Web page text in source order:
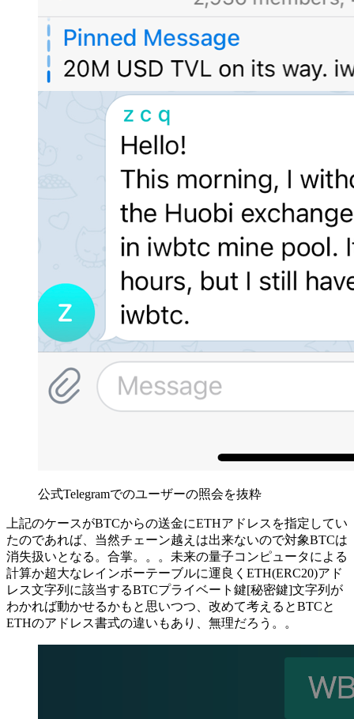
公式Telegramでのユーザーの照会を抜粋
上記のケースがBTCからの送金にETHアドレスを指定してい
たのであれば、当然チェーン越えは出来ないので対象BTCは
消失扱いとなる。合掌。。。未来の量子コンピュータによる
計算か超大なレインボーテーブルに運良くETH(ERC20)アド
レス文字列に該当するBTCプライベート鍵[秘密鍵]文字列が
わかれば動かせるかもと思いつつ、改めて考えるとBTCと
ETHのアドレス書式の違いもあり、無理だろう。。